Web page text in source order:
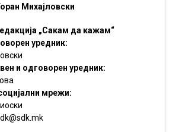
Михајловски
„Сакам да кажам“
уредник:
и одговорен уредник:
мрежи: